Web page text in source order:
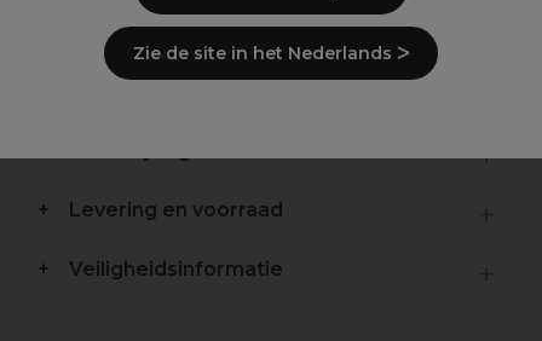
Klassieke permanente golfkrullers
Gemaakt van duurzaam plastic
Lang formaat
Levering en voorraad
Veiligheidsinformatie
Zie de site in het Nederlands ᐳ